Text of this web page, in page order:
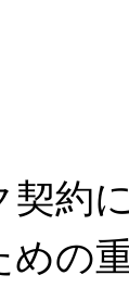
契約
の